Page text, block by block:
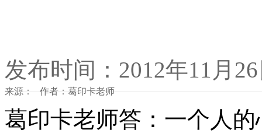
发布时间：2012年11月
来源： 作者：葛印卡老师
葛印卡老师答：一个人